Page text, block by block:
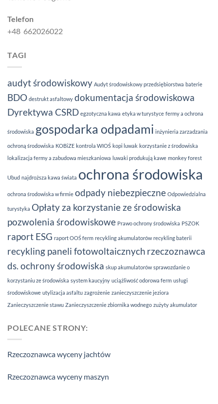
Telefon
+48 662026022
TAGI
audyt środowiskowy Audyt środowiskowy przedsiębiorstwa baterie
BDO destrukt asfaltowy dokumentacja środowiskowa
Dyrektywa CSRD egzotyczna kawa etyka w turystyce fermy a ochrona
środowiska gospodarka odpadami inżynieria zarzadzania
ochroną środowiska KOBiZE kontrola WIOŚ kopi luwak korzystanie z środowiska
lokalizacja fermy a zabudowa mieszkaniowa luwaki produkują kawe monkey forest
Ubud najdroższa kawa świata ochrona środowiska
ochrona środowiska w firmie odpady niebezpieczne Odpowiedzialna
turystyka Opłaty za korzystanie ze środowiska
pozwolenia środowiskowe Prawo ochrony środowiska PSZOK
raport ESG raport OOŚ ferm recykling akumulatorów recykling baterii
recykling paneli fotowoltaicznych rzeczoznawca
ds. ochrony środowiska skup akumulatorów sprawozdanie o
korzystaniu ze środowiska system kaucyjny uciążliwość odorowa ferm usługi
środowiskowe utylizacja asfaltu zagrożenie zanieczyszczenie jeziora
Zanieczyszczenie stawu Zanieczyszczenie zbiornika wodnego zużyty akumulator
POLECANE STRONY:
Rzeczoznawca wyceny jachtów
Rzeczoznawca wyceny maszyn